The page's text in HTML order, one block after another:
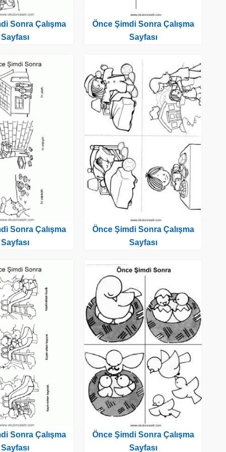
Sonra Çalışma
Sayfası
Sonra Çalışma
Sayfası
Sonra Çalışma
Sayfası
Önce Şimdi Sonra Çalışma
Sayfası
Önce Şimdi Sonra Çalışma
Sayfası
Önce Şimdi Sonra Çalışma
Sayfası